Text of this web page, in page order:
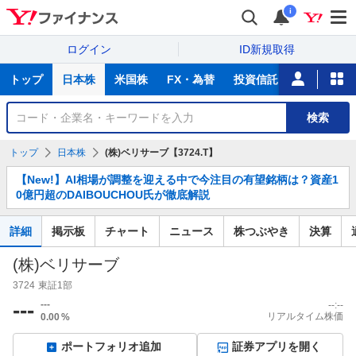
i
ログイン ID新規取得
サ
トップ 日本株 米国株 FX・為替 投資信託 ニュース
銘
検
検索
トップ 日本株 (株)ベリサーブ【3724.T】
知
ら
せ
【New!】AI相場が調整を迎える中で今注目の有望銘柄は？資産1
0億円超のDAIBOUCHOU氏が徹底解説
詳細 掲示板 チャート ニュース 株つぶやき 決算
(株)ベリサーブ
3724 東証1部
--- ---
0.00%
--:--
リアルタイム株価
ポートフォリオ追加 証券アプリを開く